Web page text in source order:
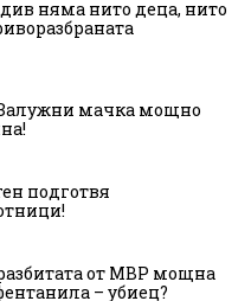
няма нито деца, нито
мачка мощно
подготвя
от МВР мощна
– убиец?